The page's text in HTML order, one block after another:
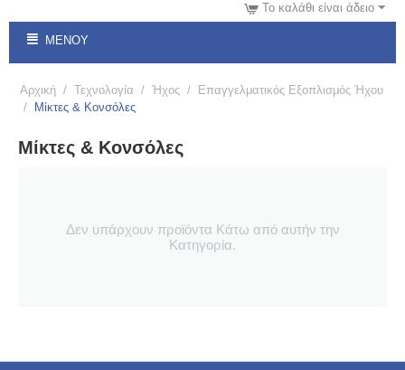
Το καλάθι είναι άδειο
ΜΕΝΟΎ
Αρχική / Τεχνολογία / Ήχος /
Επαγγελματικός Εξοπλισμός Ήχου
/
Μίκτες & Κονσόλες
Μίκτες & Κονσόλες
Δεν υπάρχουν προϊόντα Κάτω από αυτήν την
Κατηγορία.